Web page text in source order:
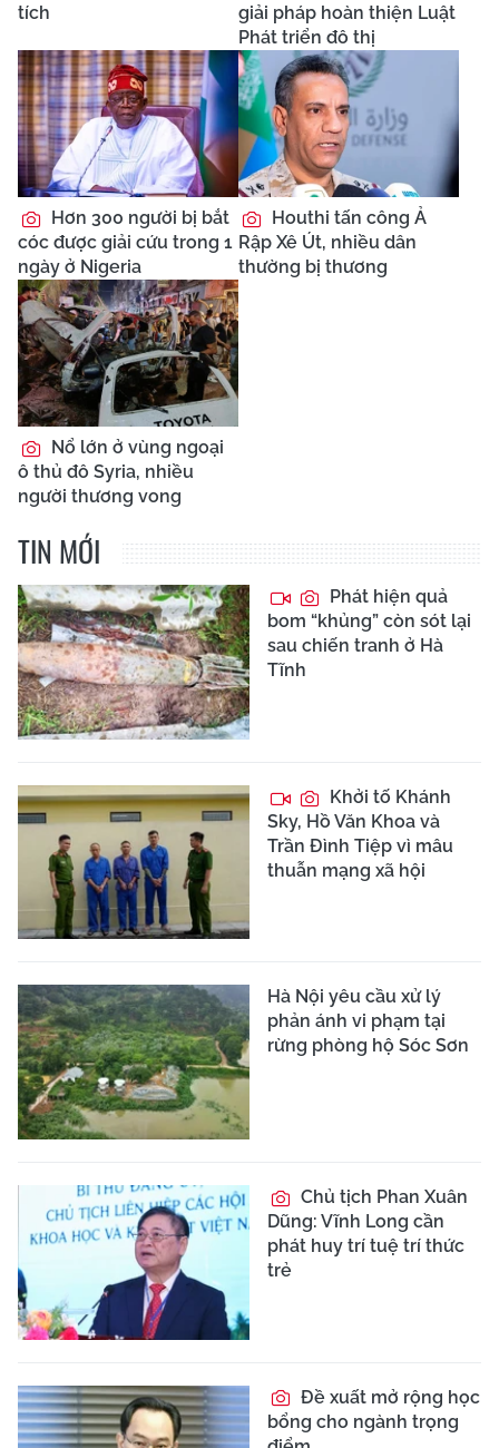
tích
giải pháp hoàn thiện Luật
Phát triển đô thị
Hơn 300 người bị bắt
cóc được giải cứu trong 1
ngày ở Nigeria
Houthi tấn công Ả
Rập Xê Út, nhiều dân
thường bị thương
Nổ lớn ở vùng ngoại
ô thủ đô Syria, nhiều
người thương vong
TIN MỚI
Phát hiện quả
bom “khủng” còn sót lại
sau chiến tranh ở Hà
Tĩnh
Khởi tố Khánh
Sky, Hồ Văn Khoa và
Trần Đình Tiệp vì mâu
thuẫn mạng xã hội
Hà Nội yêu cầu xử lý
phản ánh vi phạm tại
rừng phòng hộ Sóc Sơn
Chủ tịch Phan Xuân
Dũng: Vĩnh Long cần
phát huy trí tuệ trí thức
trẻ
Đề xuất mở rộng học
bổng cho ngành trọng